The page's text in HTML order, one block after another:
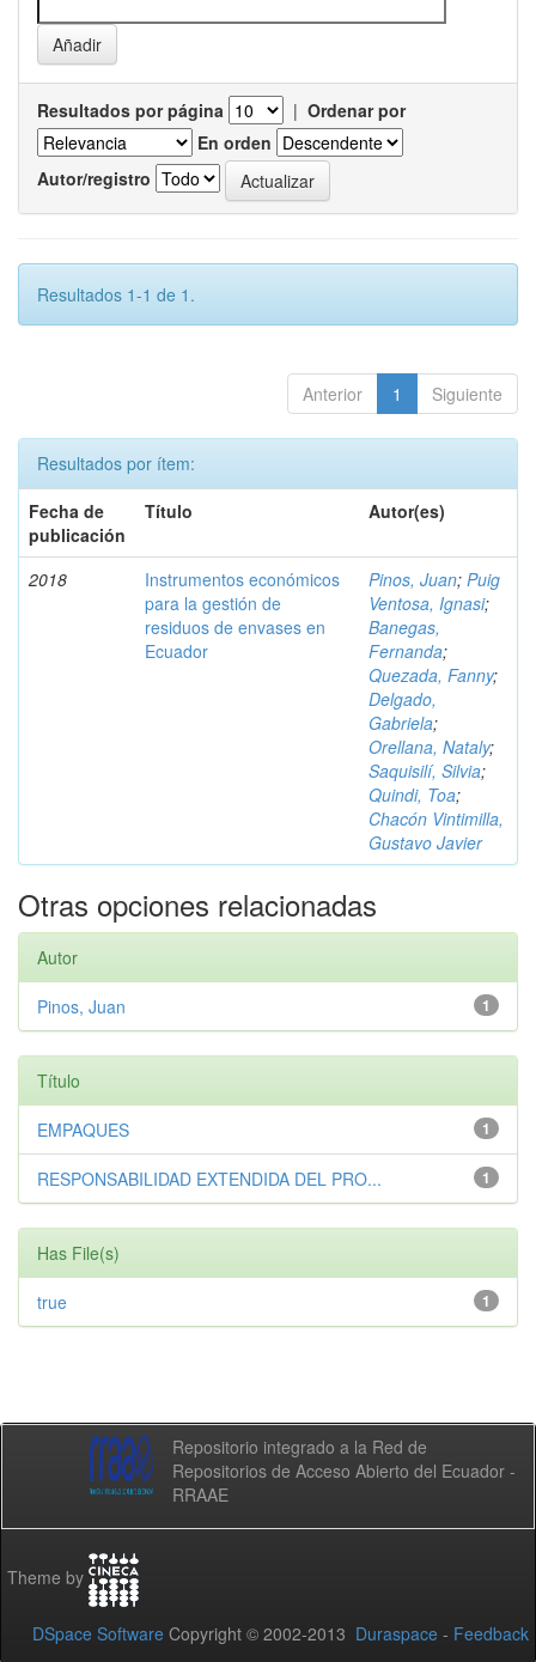
Resultados por página | Ordenar por
En orden
Autor/registro
Resultados 1-1 de 1.
Anterior 1 Siguiente
Resultados por ítem:
Fecha de
publicación
Título Autor(es)
2018
Instrumentos económicos
para la gestión de
residuos de envases en
Ecuador
Pinos, Juan; Puig
Ventosa, Ignasi;
Banegas,
Fernanda;
Quezada, Fanny;
Delgado,
Gabriela;
Orellana, Nataly;
Saquisilí, Silvia;
Quindi, Toa;
Chacón Vintimilla,
Gustavo Javier
Otras opciones relacionadas
Autor
1
Pinos, Juan
Título
1
EMPAQUES
1
RESPONSABILIDAD EXTENDIDA DEL PRO...
Has File(s)
1
true
Repositorio integrado a la Red de
Repositorios de Acceso Abierto del Ecuador -
RRAAE
Theme by
DSpace Software Copyright © 2002-2013 Duraspace - Feedback